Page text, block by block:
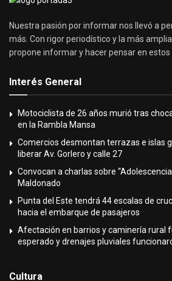
Nuestra pasión por informar nos llevó a
más. Con rigor periodístico y la más
propone informar y hacer pensar en estos
Interés General
Motociclista de 26 años murió tras
en la Rambla Mansa
Comercios desmontan terrazas e islas
liberar Av. Gorlero y calle 27
Convocan a charlas sobre
Maldonado
Punta del Este tendrá 44 escalas de
hacia el embarque de pasajeros
Afectación en barrios y caminería rural
esperado y drenajes pluviales
Cultura